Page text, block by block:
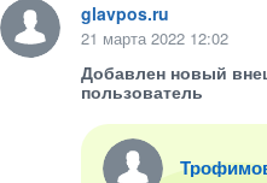
glavpos.ru
21 марта 2022 12:02
Добавлен новый
пользователь